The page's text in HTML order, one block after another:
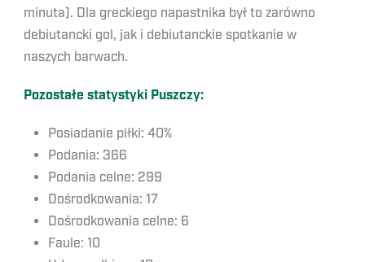
minuta). Dla greckiego napastnika był to zarówno
debiutancki gol, jak i debiutanckie spotkanie w
naszych barwach.
Pozostałe statystyki Puszczy:
Posiadanie piłki: 40%
Podania: 366
Podania celne: 299
Dośrodkowania: 17
Dośrodkowania celne: 6
Faule: 10